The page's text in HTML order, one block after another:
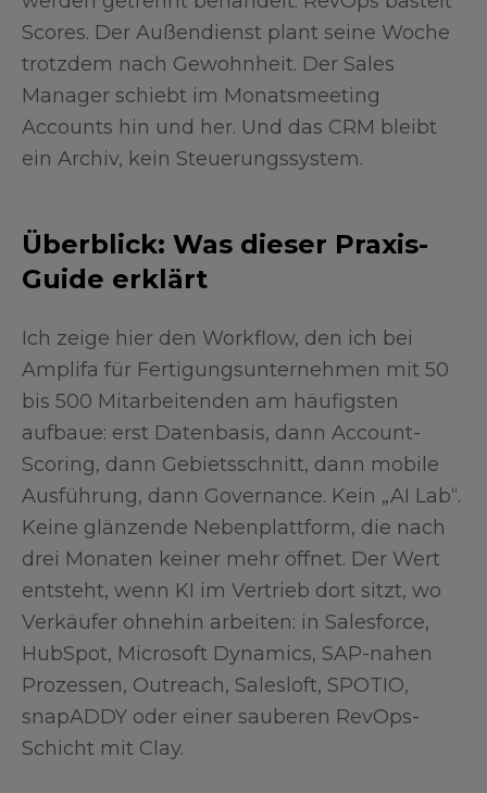
Scores. Der Außendienst plant seine Woche
trotzdem nach Gewohnheit. Der Sales
Manager schiebt im Monatsmeeting
Accounts hin und her. Und das CRM bleibt
ein Archiv, kein Steuerungssystem.
Überblick: Was dieser Praxis-
Guide erklärt
Ich zeige hier den Workflow, den ich bei
Amplifa für Fertigungsunternehmen mit 50
bis 500 Mitarbeitenden am häufigsten
aufbaue: erst Datenbasis, dann Account-
Scoring, dann Gebietsschnitt, dann mobile
Ausführung, dann Governance. Kein „AI Lab“.
Keine glänzende Nebenplattform, die nach
drei Monaten keiner mehr öffnet. Der Wert
entsteht, wenn KI im Vertrieb dort sitzt, wo
Verkäufer ohnehin arbeiten: in Salesforce,
HubSpot, Microsoft Dynamics, SAP-nahen
Prozessen, Outreach, Salesloft, SPOTIO,
snapADDY oder einer sauberen RevOps-
Schicht mit Clay.